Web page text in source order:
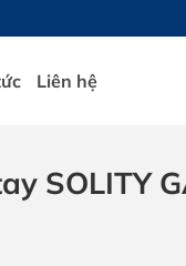
Liên hệ
SOLITY